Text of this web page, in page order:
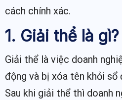
cách chính xác.
1. Giải thể là gì?
Giải thể là việc doanh
động và bị xóa tên khỏi sổ
Sau khi giải thể thì doanh